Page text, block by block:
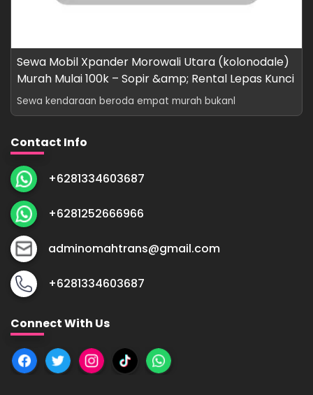
Sewa Mobil Xpander Morowali Utara (kolonodale)
Murah Mulai 100k – Sopir &amp; Rental Lepas Kunci
Sewa kendaraan beroda empat murah bukanl
Contact Info
+6281334603687
+6281252666966
adminomahtrans@gmail.com
+6281334603687
Connect With Us